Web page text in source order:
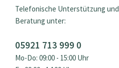
Telefonische Unterstützung und
Beratung unter:
05921 713 999 0
Mo-Do: 09:00 - 15:00 Uhr